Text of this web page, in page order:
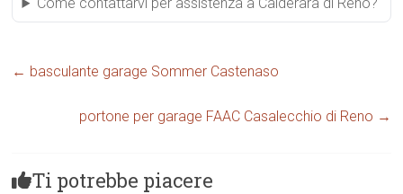
← basculante garage Sommer Castenaso
portone per garage FAAC Casalecchio di Reno →
Ti potrebbe piacere